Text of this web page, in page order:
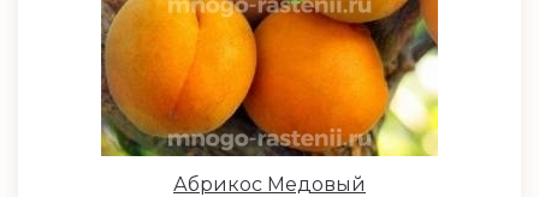
Абрикос Медовый